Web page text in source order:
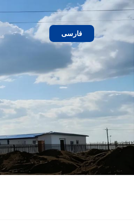
فارسی